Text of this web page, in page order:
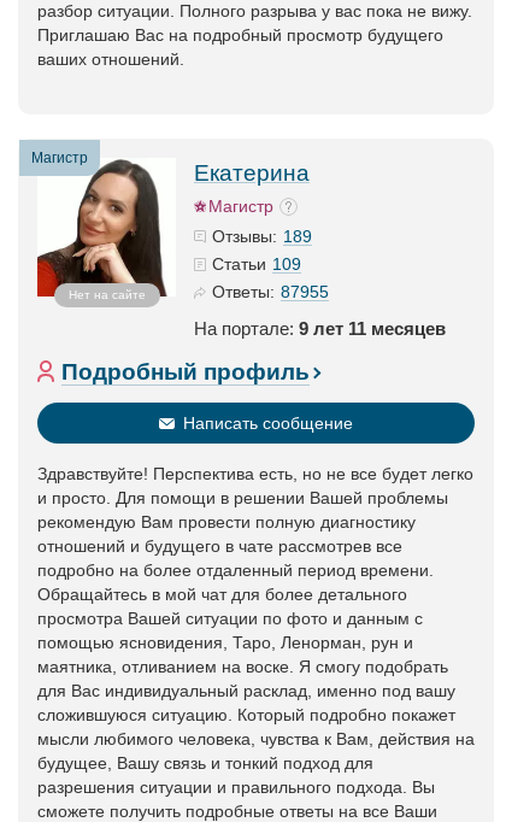
разбор ситуации. Полного разрыва у вас пока не вижу.
Приглашаю Вас на подробный просмотр будущего
ваших отношений.
Магистр
Нет на сайте
Екатерина
Магистр
Отзывы: 189
Статьи 109
Ответы: 87955
На портале: 9 лет 11 месяцев
Подробный профиль
Написать сообщение
Здравствуйте! Перспектива есть, но не все будет легко
и просто. Для помощи в решении Вашей проблемы
рекомендую Вам провести полную диагностику
отношений и будущего в чате рассмотрев все
подробно на более отдаленный период времени.
Обращайтесь в мой чат для более детального
просмотра Вашей ситуации по фото и данным с
помощью ясновидения, Таро, Ленорман, рун и
маятника, отливанием на воске. Я смогу подобрать
для Вас индивидуальный расклад, именно под вашу
сложившуюся ситуацию. Который подробно покажет
мысли любимого человека, чувства к Вам, действия на
будущее, Вашу связь и тонкий подход для
разрешения ситуации и правильного подхода. Вы
сможете получить подробные ответы на все Ваши